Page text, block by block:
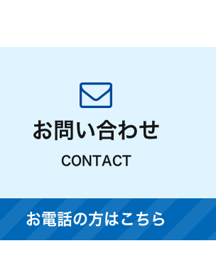
お問い合わせ
CONTACT
お電話の方はこちら